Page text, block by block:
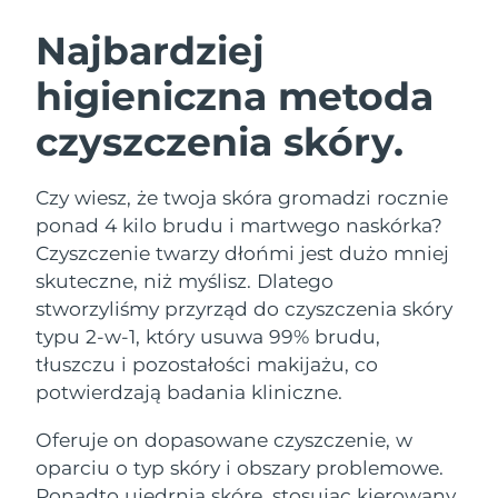
Najbardziej
higieniczna metoda
czyszczenia skóry.
Czy wiesz, że twoja skóra gromadzi rocznie
ponad 4 kilo brudu i martwego naskórka?
Czyszczenie twarzy dłońmi jest dużo mniej
skuteczne, niż myślisz. Dlatego
stworzyliśmy przyrząd do czyszczenia skóry
typu 2-w-1, który usuwa 99% brudu,
tłuszczu i pozostałości makijażu, co
potwierdzają badania kliniczne.
Oferuje on dopasowane czyszczenie, w
oparciu o typ skóry i obszary problemowe.
URODY
Oczyszczanie twarzy
LUNA™ 4 zestaw
Anti-aging massage
LUNA™ 4 Plus
Massage, LED heating
For men, anti-aging massage
Lifting twarzy
BEAR™ 2 zestaw
Microcurrent toning
BEAR™ 2 go
Microcurrent toning on-the-go
Microcurrent line smoothing device
Nawilżenie
UFO™ 3 zestaw
Deep facial hydration
UFO™ 3 LED
Near-infrared and red light therapy
device
Pielęgnacja jamy
ustnej
issa™ 4
Hybrid silicone sonic toothbrush
issa™ 4 plus
Smart hybrid silicone sonic toothbrush
FAQ™ ZABIEG ANTI-AGING
Anti-aging Zabiegi LED
Australia
Oczekiwany czas dostawy
8/14/26
Austria
Oczekiwany czas dostawy
Bahrajn
Oczekiwany czas dostawy
8/12/26
Belgia
Oczekiwany czas dostawy
8/11/26
Bermudy
Oczekiwany czas dostawy
Hercegowina
8/14/26
Oczekiwany czas dostawy